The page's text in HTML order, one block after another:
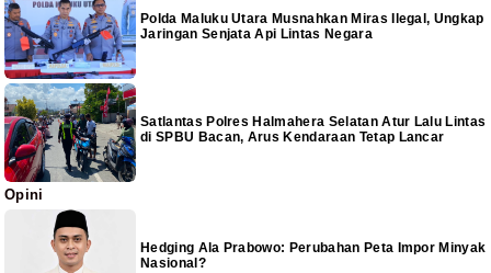
Polda Maluku Utara Musnahkan Miras Ilegal, Ungkap
Jaringan Senjata Api Lintas Negara
Satlantas Polres Halmahera Selatan Atur Lalu Lintas
di SPBU Bacan, Arus Kendaraan Tetap Lancar
Opini
Hedging Ala Prabowo: Perubahan Peta Impor Minyak
Nasional?